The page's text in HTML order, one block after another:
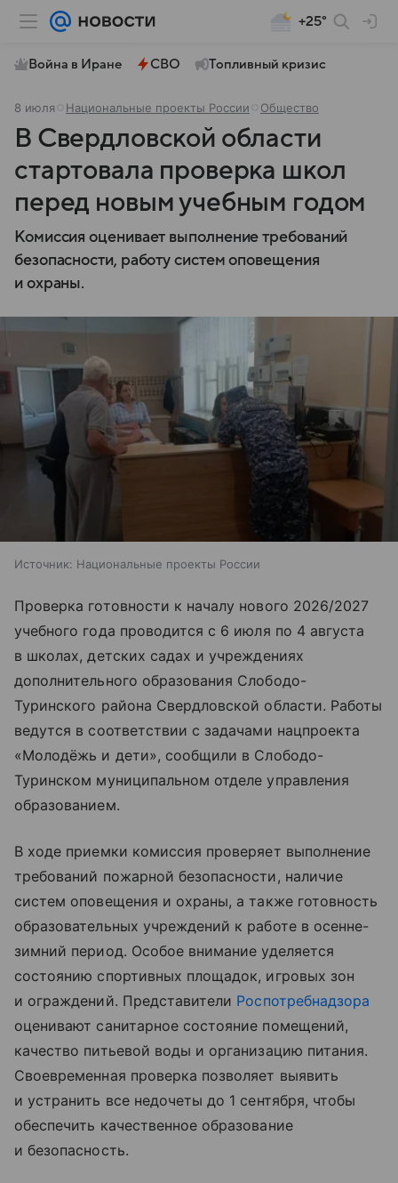
+25°
Война в Иране СВО Топливный кризис
8 июля Национальные проекты России Общество
В Свердловской области
стартовала проверка школ
перед новым учебным годом
Комиссия оценивает выполнение требований
безопасности, работу систем оповещения
и охраны.
Источник: Национальные проекты России
Проверка готовности к началу нового 2026/2027
учебного года проводится с 6 июля по 4 августа
в школах, детских садах и учреждениях
дополнительного образования Слободо-
Туринского района Свердловской области. Работы
ведутся в соответствии с задачами нацпроекта
«Молодёжь и дети», сообщили в Слободо-
Туринском муниципальном отделе управления
образованием.
В ходе приемки комиссия проверяет выполнение
требований пожарной безопасности, наличие
систем оповещения и охраны, а также готовность
образовательных учреждений к работе в осенне-
зимний период. Особое внимание уделяется
состоянию спортивных площадок, игровых зон
и ограждений. Представители Роспотребнадзора
оценивают санитарное состояние помещений,
качество питьевой воды и организацию питания.
Своевременная проверка позволяет выявить
и устранить все недочеты до 1 сентября, чтобы
обеспечить качественное образование
и безопасность.